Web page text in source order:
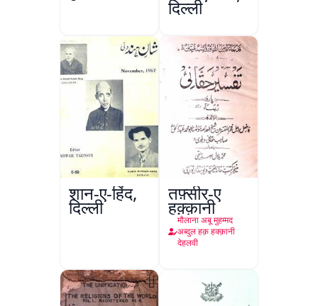
दिल्ली
शान-ए-हिंद,
दिल्ली
तफ़्सीर-ए
हक़्क़ानी
मौलाना अबू मुहम्मद
अब्दुल हक़ हक्क़ानी
देहलवी